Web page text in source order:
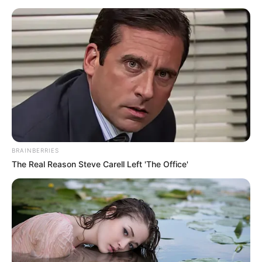
interesan. Para estar bien informado, por
favor, active las notificaciones de Alerta.
ACTIVAR AHORA
TEMAS DESTACADOS
RECIBO DEL AGUA
CUNDINAMARCA
DESAPARECIDOS
CORTES DE LUZ
LOCALIDAD DE ENGATIVÁ
REGIOTRAM DE OCCIDENTE
LOCALIDAD DE SUBA
BRAINBERRIES
The Real Reason Steve Carell Left 'The Office'